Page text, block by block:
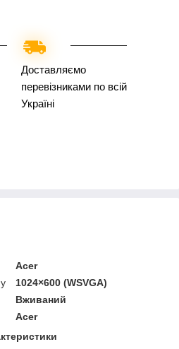
Доставляємо
перевізниками по всій
Україні
Acer
1024×600 (WSVGA)
Вживаний
Acer